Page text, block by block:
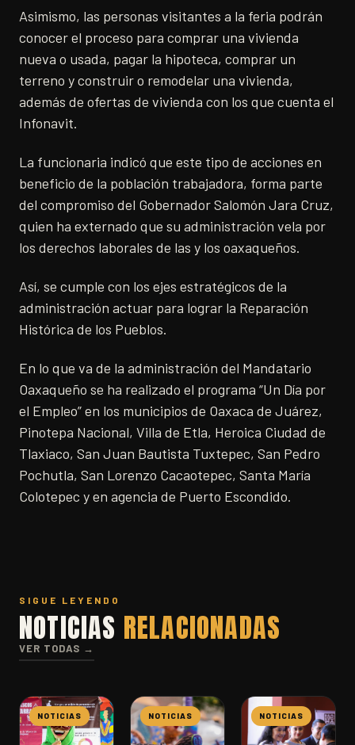
Asimismo, las personas visitantes a la feria podrán
conocer el proceso para comprar una vivienda
nueva o usada, pagar la hipoteca, comprar un
terreno y construir o remodelar una vivienda,
además de ofertas de vivienda con los que cuenta el
Infonavit.
La funcionaria indicó que este tipo de acciones en
beneficio de la población trabajadora, forma parte
del compromiso del Gobernador Salomón Jara Cruz,
quien ha externado que su administración vela por
los derechos laborales de las y los oaxaqueños.
Así, se cumple con los ejes estratégicos de la
administración actuar para lograr la Reparación
Histórica de los Pueblos.
En lo que va de la administración del Mandatario
Oaxaqueño se ha realizado el programa “Un Día por
el Empleo” en los municipios de Oaxaca de Juárez,
Pinotepa Nacional, Villa de Etla, Heroica Ciudad de
Tlaxiaco, San Juan Bautista Tuxtepec, San Pedro
Pochutla, San Lorenzo Cacaotepec, Santa María
Colotepec y en agencia de Puerto Escondido.
SIGUE LEYENDO
NOTICIAS RELACIONADAS
VER TODAS →
NOTICIAS NOTICIAS NOTICIAS